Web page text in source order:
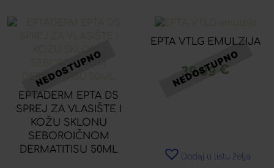
EPTADERM EPTA DS
SPREJ ZA VLASIŠTE I
KOŽU SKLONU
SEBOROIČNOM
DERMATITISU 50ML
EPTA VTLG EMULZIJA
39,99€
Dodaj u listu želja